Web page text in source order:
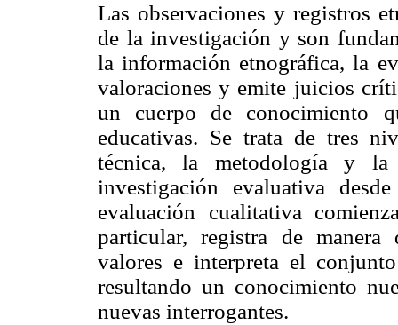
Las observaciones y registros
de la investigación y son
la información etnográfica, la
valoraciones y emite juicios
un cuerpo de conocimiento
educativas. Se trata de tres
técnica, la metodología y
investigación evaluativa
evaluación cualitativa
particular, registra de manera
valores e interpreta el
resultando un conocimiento
nuevas interrogantes.